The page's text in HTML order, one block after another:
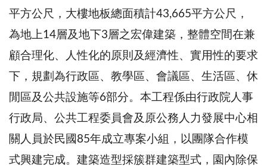
平方公尺，大樓地板總面積計43,665平方公尺，
為地上14層及地下3層之宏偉建築，整體空間在兼
顧合理化、人性化的原則及經濟性、實用性的要求
下，規劃為行政區、教學區、會議區、生活區、休
閒區及公共設施等6部分。本工程係由行政院人事
行政局、公共工程委員會及原公務人力發展中心相
關人員於民國85年成立專案小組，以團隊合作模
式興建完成。建築造型採簇群建築型式，園內除保